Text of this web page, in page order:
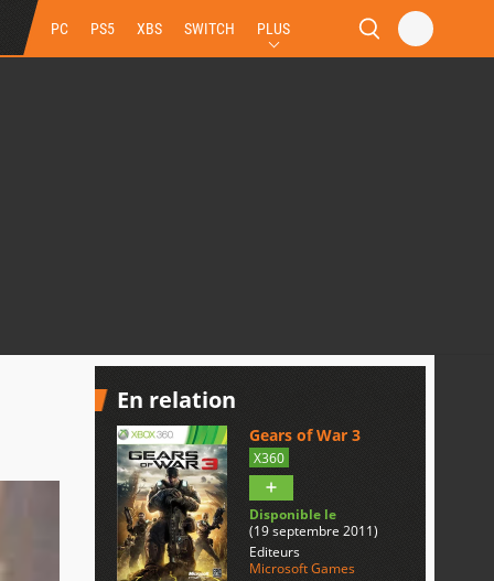
PC PS5 XBS SWITCH PLUS
En relation
Gears of War 3
X360
Disponible le
(19 septembre 2011)
Editeurs
Microsoft Games